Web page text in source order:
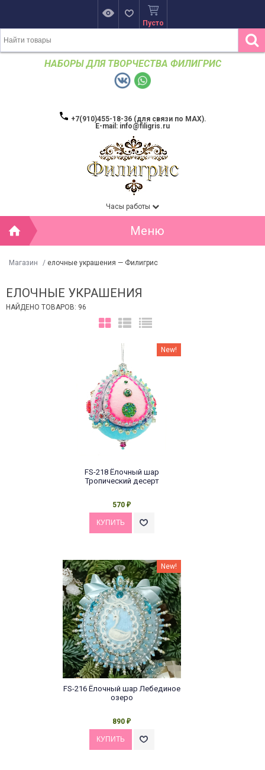
Пусто
НАБОРЫ ДЛЯ ТВОРЧЕСТВА ФИЛИГРИС
+7(910)455-18-36 (для связи по MAX).
E-mail: info@filigris.ru
Часы работы
Меню
Магазин / елочные украшения — Филигрис
ЕЛОЧНЫЕ УКРАШЕНИЯ
НАЙДЕНО ТОВАРОВ: 96
New!
FS-218 Ёлочный шар
Тропический десерт
570 ₽
New!
FS-216 Ёлочный шар Лебединое
озеро
890 ₽